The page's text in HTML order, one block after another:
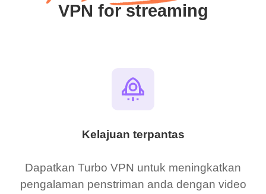
VPN for streaming
Kelajuan terpantas
Dapatkan Turbo VPN untuk meningkatkan
pengalaman penstriman anda dengan video